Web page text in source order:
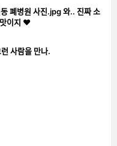
폐병원 사진.jpg 와.. 진짜 소
맛이지 ❤️
사람을 만나.